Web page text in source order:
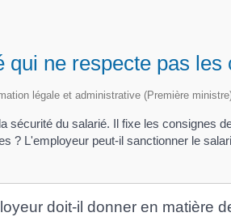
qui ne respecte pas
légale et administrative (Première
sécurité du salarié. Il fixe les consignes
? L'employeur peut-il sanctionner le
doit-il donner en matière